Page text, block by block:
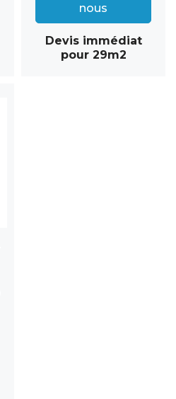
nous
Devis immédiat
pour 29m2